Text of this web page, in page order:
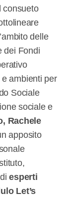
consueto
delle
dei Fondi
ambienti per
Sociale
sociale e
Rachele
apposito
diesperti
Let’s